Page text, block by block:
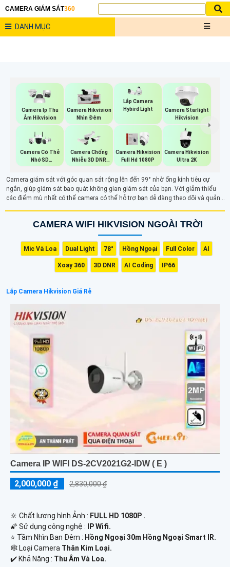
CAMERA GIÁM SÁT360
DANH MỤC
Camera Ip Thu
Âm Hikvision
Camera Hikvision
Nhìn Đêm
Lắp Camera
Hybird Light
Camera Starlight
Hikvision
Camera Có Thẻ
Nhớ SD
HIKVISION
Camera Chống
Nhiễu 3D DNR
Hikvison
Camera Hikvision
Full Hd 1080P
Camera Hikvision
Ultra 2K
Camera giám sát với góc quan sát rộng lên đến 99° nhờ ống kính tiêu cự
ngắn, giúp giám sát bao quát không gian giám sát của bạn. Với giảm thiểu
các điểm mù nhất có thể camera có thể hỗ trợ bạn dễ dàng theo dõi và quản
CAMERA WIFI HIKVISION NGOÀI TRỜI
Mic Và Loa Dual Light 78° Hồng Ngoại Full Color AI
Xoay 360 3D DNR AI Coding IP66
Lắp Camera Hikvision Giá Rẻ
Camera IP WIFI DS-2CV2021G2-IDW ( E )
2,000,000 ₫ 2,830,000 ₫
🔆 Chất lượng hình Ảnh : FULL HD 1080P .
🌠 Sử dụng công nghệ :
IP Wifi.
⭐ Tầm Nhìn Ban Đêm : Hồng Ngoại 30m Hồng Ngoại Smart IR.
🕸️ Loại Camera Thân Kim Loại.
️✔️ Khả Năng : Thu Âm Và Loa.